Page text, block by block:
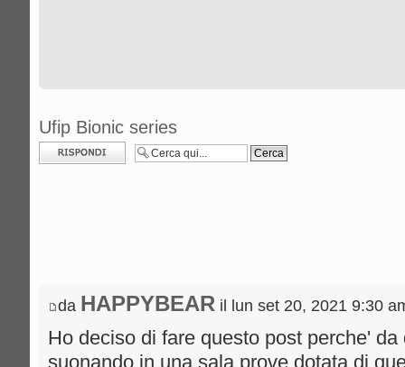
Ufip Bionic series
Rispondi al
messaggio
da HAPPYBEAR il lun set 20, 2021 9:30
Ho deciso di fare questo post perche'
suonando in una sala prove dotata di